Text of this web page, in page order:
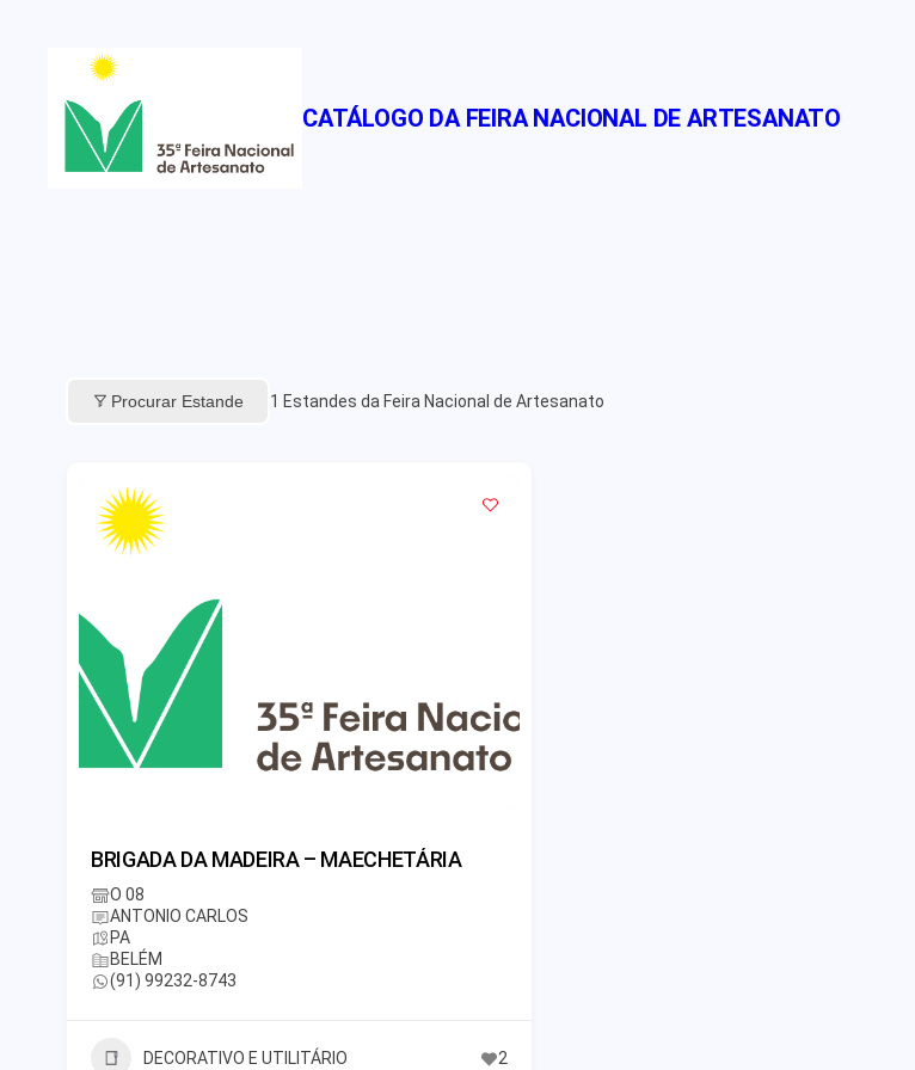
conteúdo
CATÁLOGO DA FEIRA NACIONAL DE ARTESANATO
Procurar Estande 1 Estandes da Feira Nacional de Artesanato
BRIGADA DA MADEIRA – MAECHETÁRIA
O 08
ANTONIO CARLOS
PA
BELÉM
(91) 99232-8743
DECORATIVO E UTILITÁRIO 2